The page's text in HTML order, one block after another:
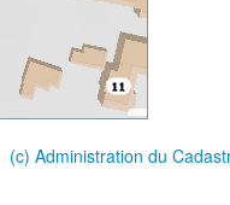
(c) Administration du